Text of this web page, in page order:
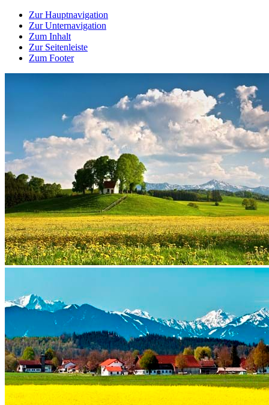
Zur Hauptnavigation
Zur Unternavigation
Zum Inhalt
Zur Seitenleiste
Zum Footer